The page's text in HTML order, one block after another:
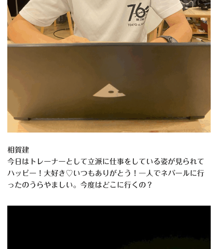
相賀建
今日はトレーナーとして立派に仕事をしている姿が見られて
ハッピー！大好き♡いつもありがとう！一人でネパールに行
ったのうらやましい。今度はどこに行くの？